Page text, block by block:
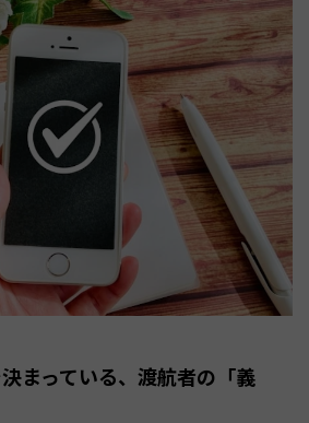
まっている、渡航者の「義